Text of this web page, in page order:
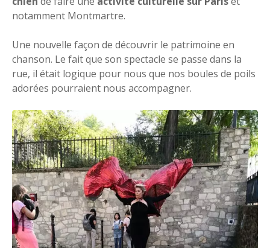
notamment Montmartre.
Une nouvelle façon de découvrir le patrimoine en
chanson. Le fait que son spectacle se passe dans la
rue, il était logique pour nous que nos boules de poils
adorées pourraient nous accompagner.